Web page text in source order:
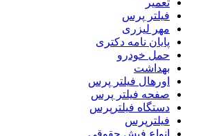
فیلتر پرس
مهر لیزری
پایان نامه دکتری
حمل خودرو
بهداشت
اورهال فیلتر پرس
صفحه فیلتر پرس
دستگاه فیلترپرس
فیلترپرس
انواع فیش حقوقی